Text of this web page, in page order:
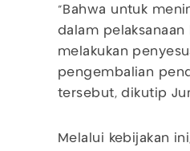
"Bahwa untuk
dalam
melakukan
pengembalian
tersebut, dikutip
Melalui kebijakan